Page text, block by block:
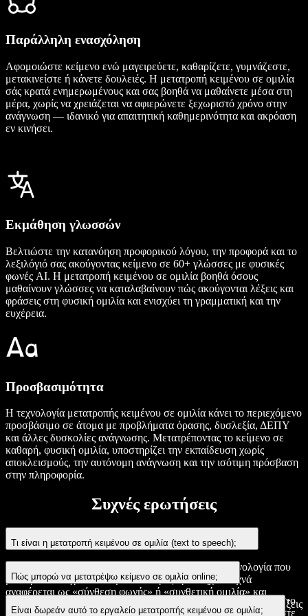
Παράλληλη ενασχόληση
Αφομοιώστε κείμενο ενώ μαγειρεύετε, καθαρίζετε, γυμνάζεστε,
μετακινείστε ή κάνετε δουλειές. Η μετατροπή κειμένου σε ομιλία
σάς κρατά ενημερωμένους και σας βοηθά να μαθαίνετε μέσα στη
μέρα, χωρίς να χρειάζεται να αφιερώνετε ξεχωριστό χρόνο στην
ανάγνωση — ιδανικό για απαιτητική καθημερινότητα και ακρόαση
εν κινήσει.
Εκμάθηση γλωσσών
Βελτιώστε την κατανόηση προφορικού λόγου, την προφορά και το
λεξιλόγιό σας ακούγοντας κείμενο σε 60+ γλώσσες με φυσικές
φωνές AI. Η μετατροπή κειμένου σε ομιλία βοηθά όσους
μαθαίνουν γλώσσες να καταλαβαίνουν πώς ακούγονται λέξεις και
φράσεις στη φυσική ομιλία και ενισχύει τη γραμματική και την
ευχέρεια.
Προσβασιμότητα
Η τεχνολογία μετατροπής κειμένου σε ομιλία κάνει το περιεχόμενο
προσβάσιμο σε άτομα με προβλήματα όρασης, δυσλεξία, ΔΕΠΥ
και άλλες δυσκολίες ανάγνωσης. Μετατρέποντας το κείμενο σε
καθαρή, φυσική ομιλία, υποστηρίζει την εκπαίδευση χωρίς
αποκλεισμούς, την αυτόνομη ανάγνωση και την ισότιμη πρόσβαση
στην πληροφορία.
Συχνές ερωτήσεις
Τι είναι η μετατροπή κειμένου σε ομιλία (text to speech);
Η μετατροπή κειμένου σε ομιλία (TTS) είναι μια τεχνολογία που
μετατρέπει το γραπτό κείμενο σε προφορικό ήχο. Συχνά
αναφέρεται ως «σύνθεση φωνής» ή «συνθετική ομιλία» και
χρησιμοποιεί φωνές τεχνητής νοημοσύνης για να διαβάζει τις λέξεις
Πώς μπορώ να μετατρέψω κείμενο σε ομιλία online;
Πληκτρολογήστε ή επικολλήστε το κείμενό σας στο εργαλείο στο
επάνω μέρος της σελίδας, επιλέξτε φωνή και γλώσσα και πατήστε
Είναι δωρεάν αυτό το εργαλείο μετατροπής κειμένου σε ομιλία;